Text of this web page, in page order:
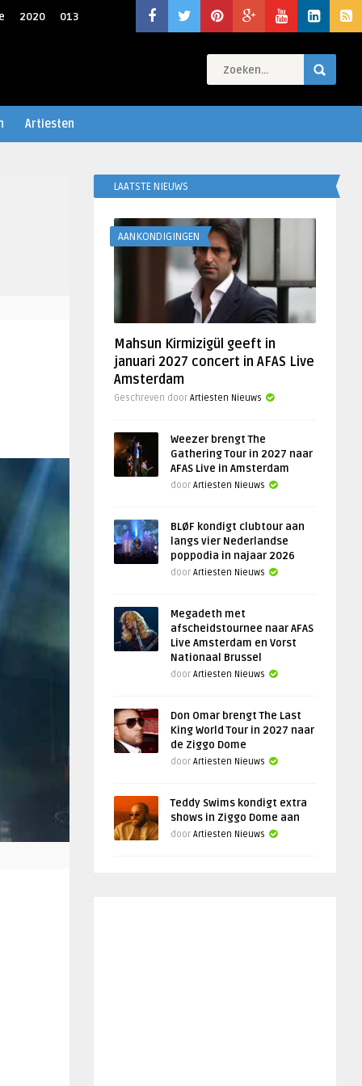
2020 013
Artiesten
LAATSTE NIEUWS
AANKONDIGINGEN
Mahsun Kirmizigül geeft in
januari 2027 concert in AFAS Live
Amsterdam
Geschreven door Artiesten Nieuws
Weezer brengt The
Gathering Tour in 2027 naar
AFAS Live in Amsterdam
door Artiesten Nieuws
BLØF kondigt clubtour aan
langs vier Nederlandse
poppodia in najaar 2026
door Artiesten Nieuws
Megadeth met
afscheidstournee naar AFAS
Live Amsterdam en Vorst
Nationaal Brussel
door Artiesten Nieuws
Don Omar brengt The Last
King World Tour in 2027 naar
de Ziggo Dome
door Artiesten Nieuws
Teddy Swims kondigt extra
shows in Ziggo Dome aan
door Artiesten Nieuws